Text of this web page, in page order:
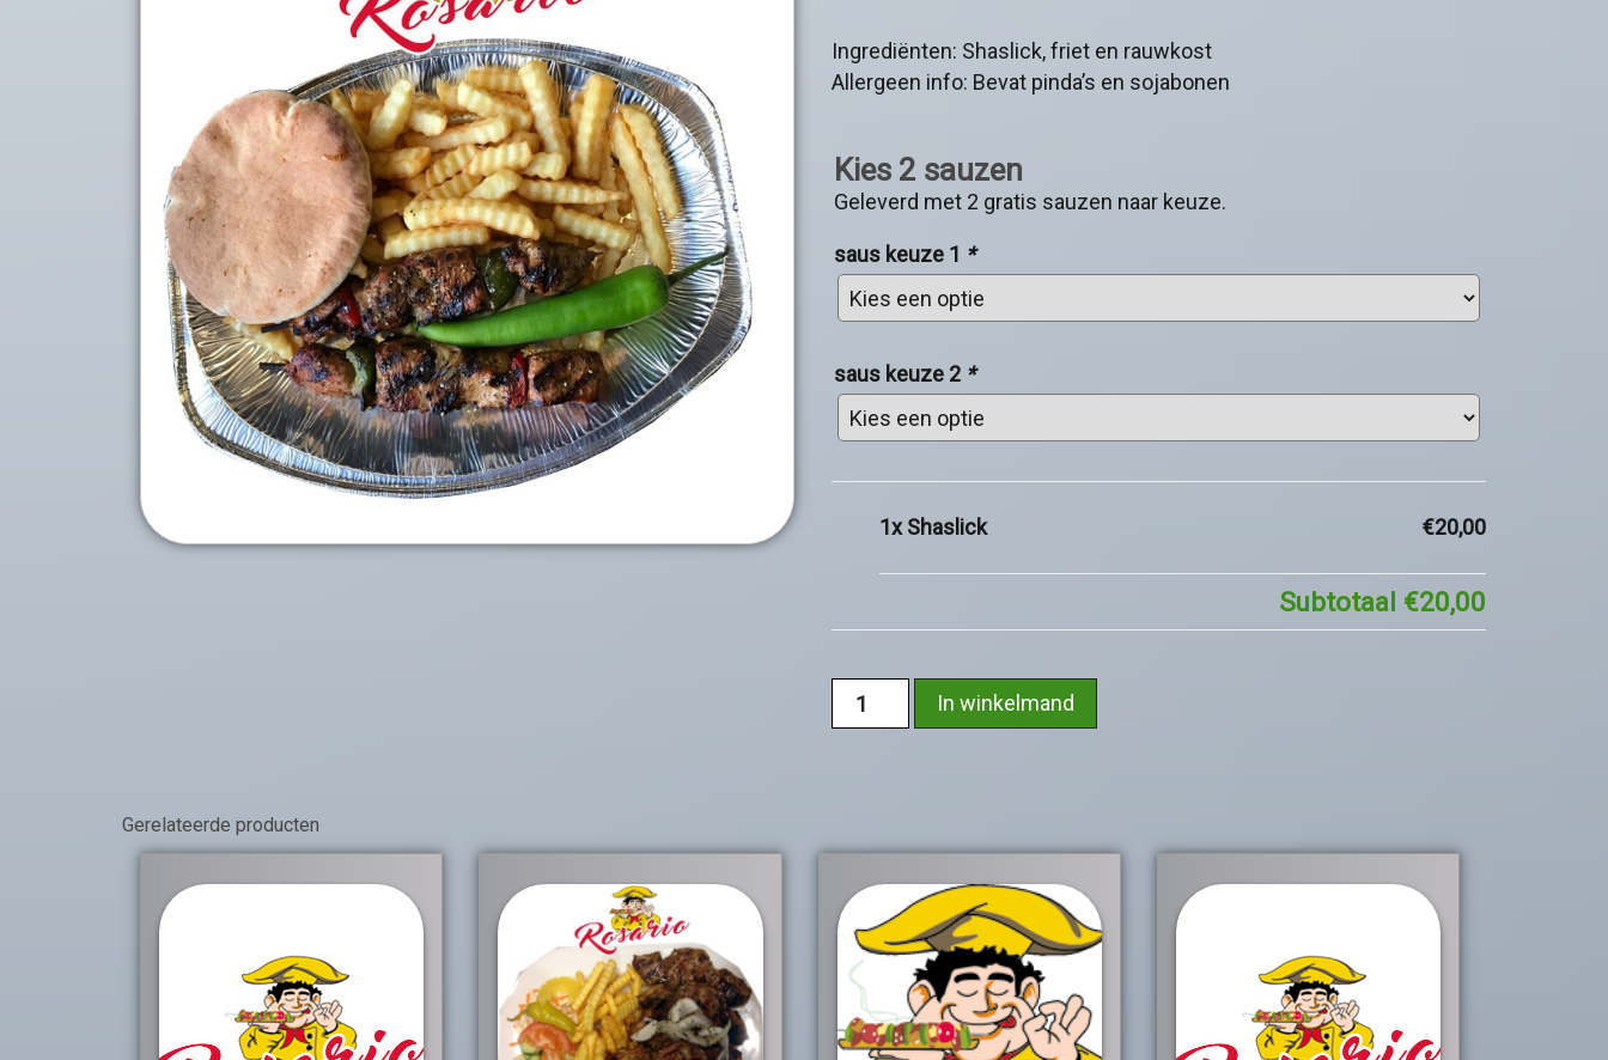
Ingrediënten: Shaslick, friet en rauwkost
Allergeen info: Bevat pinda’s en sojabonen
Kies 2 sauzen
Geleverd met 2 gratis sauzen naar keuze.
saus keuze 1 *
saus keuze 2 *
1xShaslick €20,00
Subtotaal €20,00
In winkelmand
Gerelateerde producten